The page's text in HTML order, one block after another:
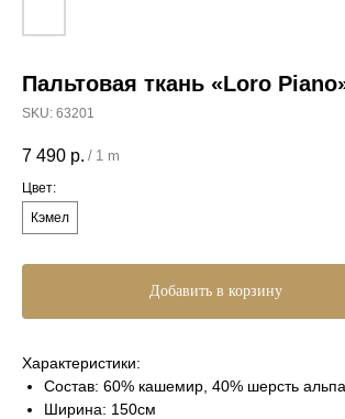
Пальтовая ткань «Loro
SKU: 63201
7 490 р. / 1 m
Цвет:
Кэмел
Добавить в корзину
Характеристики:
Состав: 60% кашемир, 40% шерсть
Ширина: 150см